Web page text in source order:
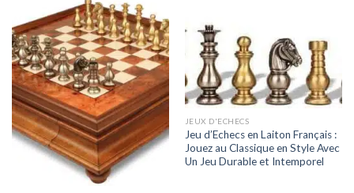
JEUX D'ECHECS
Jeu d’Echecs en Laiton Français :
Jouez au Classique en Style Avec
Un Jeu Durable et Intemporel